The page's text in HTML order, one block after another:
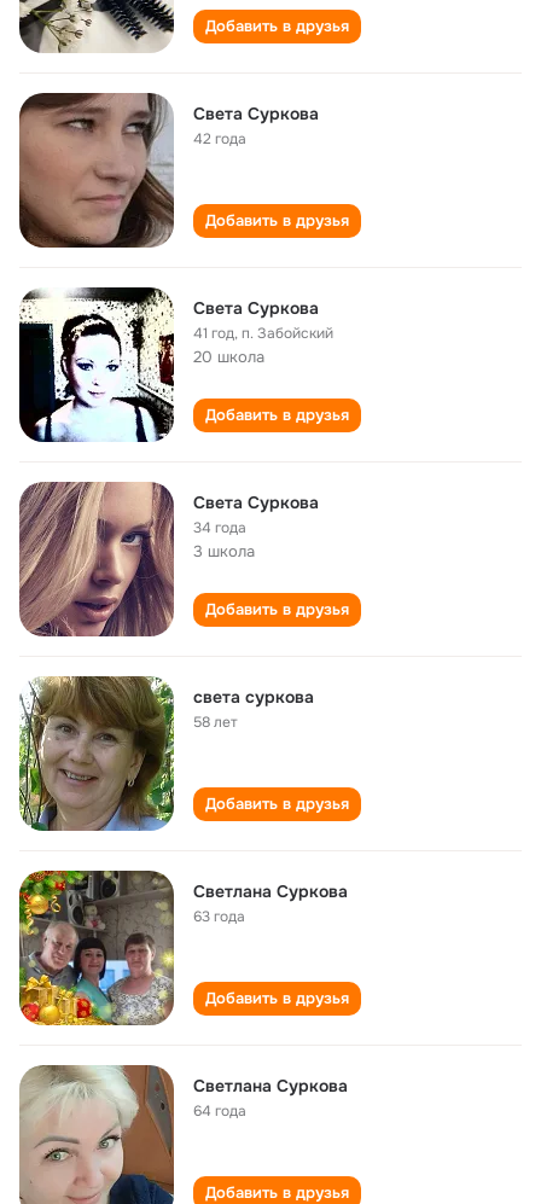
Добавить в друзья
Света Суркова
42 года
Добавить в друзья
Света Суркова
41 год,п. Забойский
20 школа
Добавить в друзья
Света Суркова
34 года
3 школа
Добавить в друзья
света суркова
58 лет
Добавить в друзья
Светлана Суркова
63 года
Добавить в друзья
Светлана Суркова
64 года
Добавить в друзья